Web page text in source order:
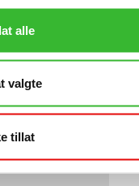
alle
valgte
tillat